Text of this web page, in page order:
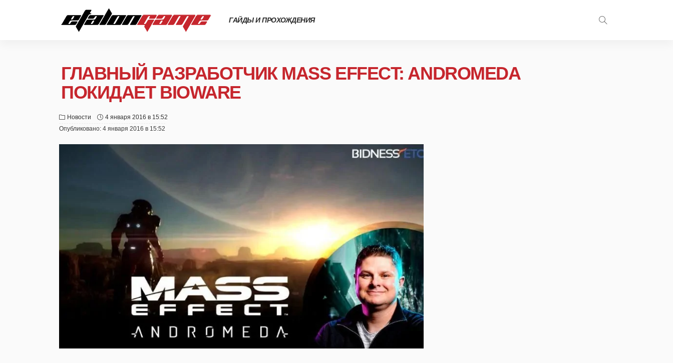
ГАЙДЫ И ПРОХОЖДЕНИЯ
ГЛАВНЫЙ РАЗРАБОТЧИК MASS EFFECT: ANDROMEDA
ПОКИДАЕТ BIOWARE
Новости
4 января 2016 в 15:52
Опубликовано: 4 января 2016 в 15:52